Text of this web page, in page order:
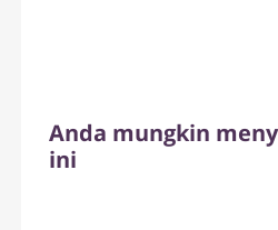
Anda mungkin
ini